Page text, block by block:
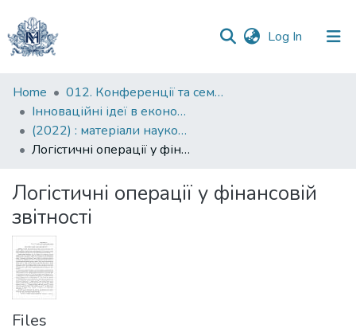
Log In (current)
Communities
&
Collections
All of DSpace
Statistics
Home
012. Конференції та семінари НаУКМА
Інноваційні ідеї в економічній науці: пошуки вирішення сучасних проблем: матеріали науково-практичної конференції
(2022) : матеріали науково-практичної конференції, грудень 2022 року
Логістичні операції у фінансовій звітності
Логістичні операції у фінансовій
звітності
Files